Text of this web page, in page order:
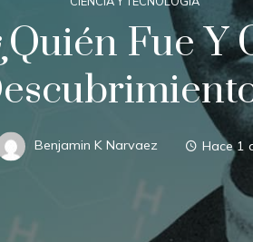
Fue Y
Benjamin K Narvaez Hace 1